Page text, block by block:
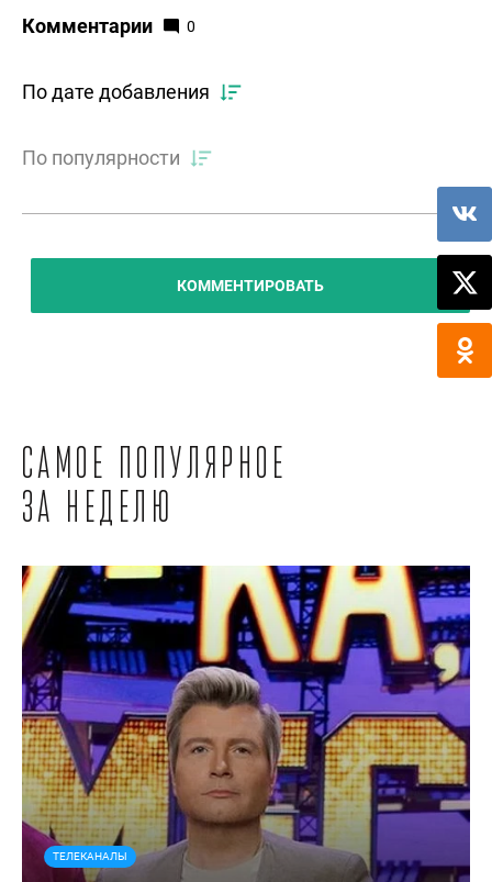
Комментарии 0
По дате добавления
По популярности
КОММЕНТИРОВАТЬ
Самое популярное
за неделю
ТЕЛЕКАНАЛЫ